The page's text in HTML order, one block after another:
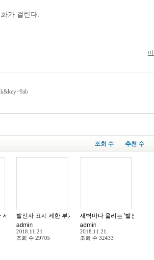
가 걸린다.
조회 수 추천 수
번호를 알 수 있는 방법
특정번호 수신차단 서비스 집전화 유선전화
발신자 표시 제한 부가서비스 가입 확인 이동통신사
admin
2018.11.21
조회 수 29705
새벽마다 울리는 '발신자표
admin
2018.11.21
조회 수 32433